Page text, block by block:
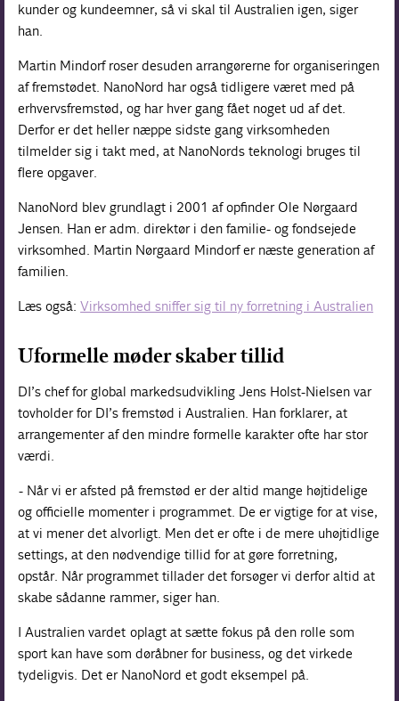
kunder og kundeemner, så vi skal til Australien igen, siger
han.
Martin Mindorf roser desuden arrangørerne for organiseringen
af fremstødet. NanoNord har også tidligere været med på
erhvervsfremstød, og har hver gang fået noget ud af det.
Derfor er det heller næppe sidste gang virksomheden
tilmelder sig i takt med, at NanoNords teknologi bruges til
flere opgaver.
NanoNord blev grundlagt i 2001 af opfinder Ole Nørgaard
Jensen. Han er adm. direktør i den familie- og fondsejede
virksomhed. Martin Nørgaard Mindorf er næste generation af
familien.
Læs også:Virksomhed sniffer sig til ny forretning i Australien
Uformelle møder skaber tillid
DI’s chef for global markedsudvikling Jens Holst-Nielsen var
tovholder for DI’s fremstød i Australien. Han forklarer, at
arrangementer af den mindre formelle karakter ofte har stor
værdi.
- Når vi er afsted på fremstød er der altid mange højtidelige
og officielle momenter i programmet. De er vigtige for at vise,
at vi mener det alvorligt. Men det er ofte i de mere uhøjtidlige
settings, at den nødvendige tillid for at gøre forretning,
opstår. Når programmet tillader det forsøger vi derfor altid at
skabe sådanne rammer, siger han.
I Australien vardet oplagt at sætte fokus på den rolle som
sport kan have som døråbner for business, og det virkede
tydeligvis. Det er NanoNord et godt eksempel på.